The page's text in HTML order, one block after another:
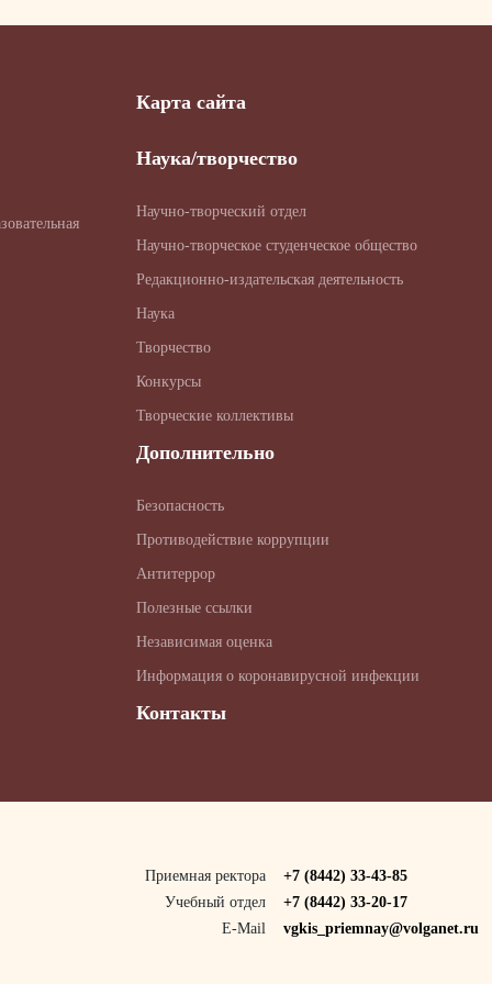
Карта сайта
Наука/творчество
Научно-творческий отдел
Научно-творческое студенческое общество
Редакционно-издательская деятельность
Наука
Творчество
Конкурсы
Творческие коллективы
Дополнительно
Безопасность
Противодействие коррупции
Антитеррор
Полезные ссылки
Независимая оценка
Информация о коронавирусной инфекции
Контакты
Приемная ректора
Учебный отдел
E-Mail
+7 (8442) 33-43-85
+7 (8442) 33-20-17
vgkis_priemnay@volganet.ru